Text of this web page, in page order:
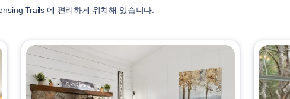
Trails 에 편리하게 위치해 있습니다.